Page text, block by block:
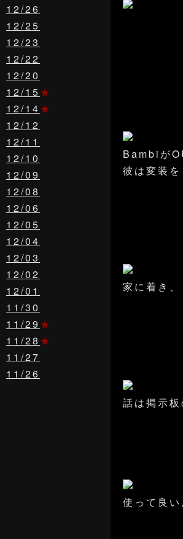
12/26
12/25
12/23
12/22
12/20
12/15★
12/14★
12/12
12/11
12/10
12/09
12/08
12/06
12/05
12/04
12/03
12/02
12/01
11/30
11/29 ★
11/28 ★
11/27
11/26
Bambiが
彼は変装を
家に着き、
話は掲示板
使って良い